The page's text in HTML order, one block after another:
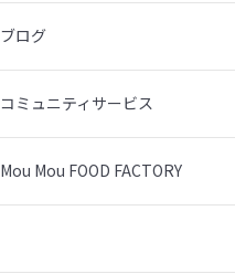
ブログ
コミュニティサービス
Mou Mou FOOD FACTORY